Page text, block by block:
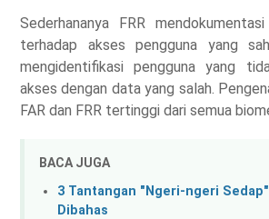
Sederhananya FRR
terhadap akses pengguna yang
mengidentifikasi pengguna yang
akses dengan data yang salah.
FAR dan FRR tertinggi dari semua
BACA JUGA
3 Tantangan "Ngeri-ngeri
Dibahas